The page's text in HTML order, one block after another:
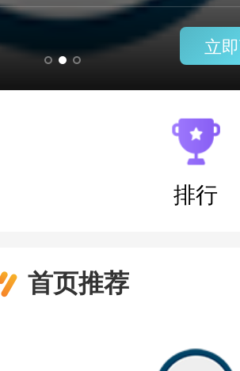
立
排行
首页推荐